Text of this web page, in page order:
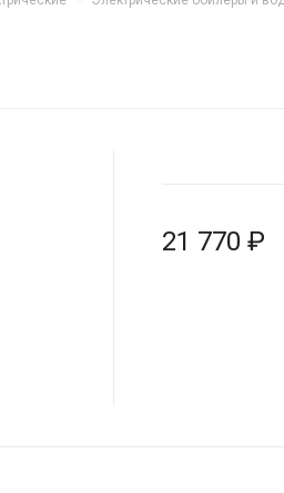
21 770 ₽